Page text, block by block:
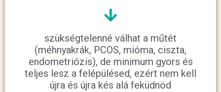
szükségtelenné válhat a műtét
(méhnyakrák, PCOS, mióma, ciszta,
endometriózis), de minimum gyors és
teljes lesz a felépülésed, ezért nem kell
újra és újra kés alá feküdnöd